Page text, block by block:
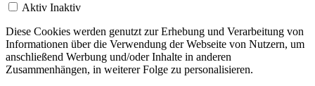
Aktiv Inaktiv
Diese Cookies werden genutzt zur Erhebung und Verarbeitung von
Informationen über die Verwendung der Webseite von Nutzern, um
anschließend Werbung und/oder Inhalte in anderen
Zusammenhängen, in weiterer Folge zu personalisieren.